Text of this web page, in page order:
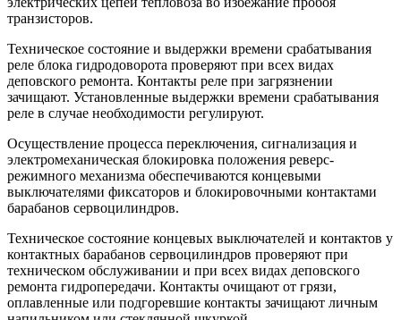
транзисторов.
Техническое состояние и выдержки времени срабатывания
реле блока гидродоворота проверяют при всех видах
деповского ремонта. Контакты реле при загрязнении
зачищают. Установленные выдержки времени срабатывания
реле в случае необходимости регулируют.
Осуществление процесса переключения, сигнализация и
электромеханическая блокировка положения реверс-
режимного механизма обеспечиваются концевыми
выключателями фиксаторов и блокировочными контактами
барабанов сервоцилиндров.
Техническое состояние концевых выключателей и контактов у
контактных барабанов сервоцилиндров проверяют при
техническом обслуживании и при всех видах деповского
ремонта гидропередачи. Контакты очищают от грязи,
оплавленные или подгоревшие контакты зачищают личным